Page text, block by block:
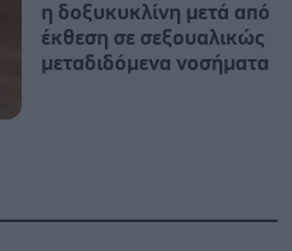
η δοξυκυκλίνη μετά από
έκθεση σε σεξουαλικώς
μεταδιδόμενα νοσήματα